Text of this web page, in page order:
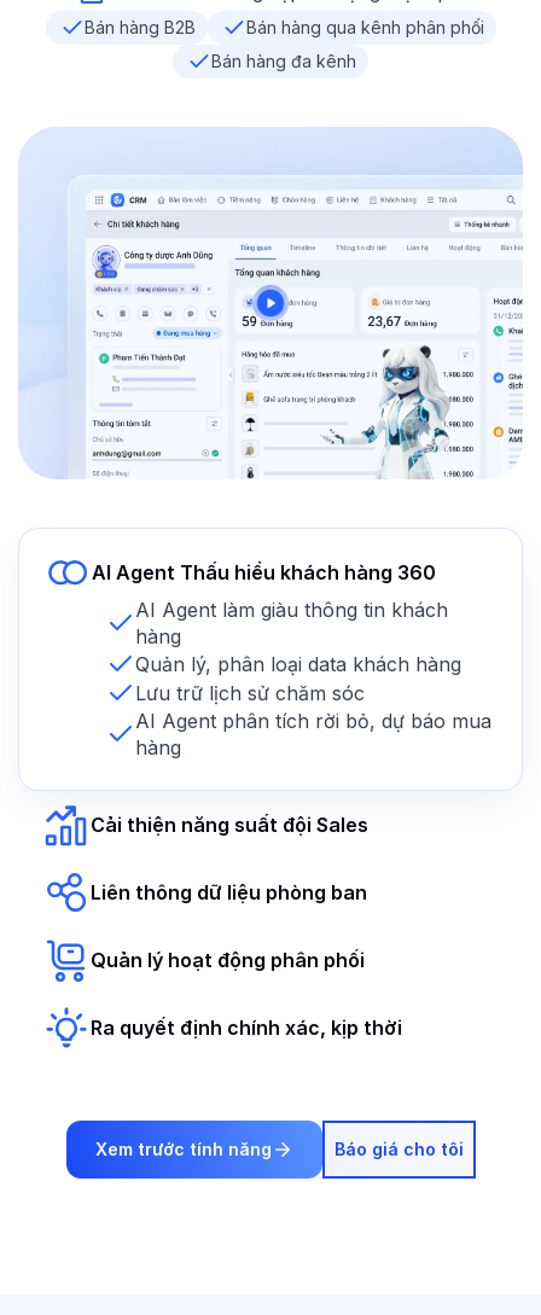
Bán hàng B2B
Bán hàng qua kênh phân phối
Bán hàng đa kênh
AI Agent Thấu hiểu khách hàng 360
AI Agent làm giàu thông tin khách
hàng
Quản lý, phân loại data khách hàng
Lưu trữ lịch sử chăm sóc
AI Agent phân tích rời bỏ, dự báo mua
hàng
Cải thiện năng suất đội Sales
Liên thông dữ liệu phòng ban
Quản lý hoạt động phân phối
Ra quyết định chính xác, kịp thời
Xem trước tính năng Báo giá cho tôi